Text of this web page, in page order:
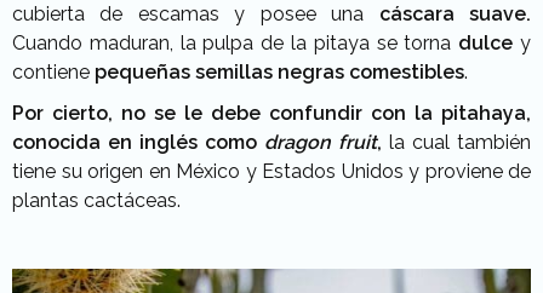
cubierta de escamas y posee una cáscara suave.
Cuando maduran, la pulpa de la pitaya se torna dulce y
contiene pequeñas semillas negras comestibles.
Por cierto, no se le debe confundir con la pitahaya,
conocida en inglés como dragon fruit, la cual también
tiene su origen en México y Estados Unidos y proviene de
plantas cactáceas.